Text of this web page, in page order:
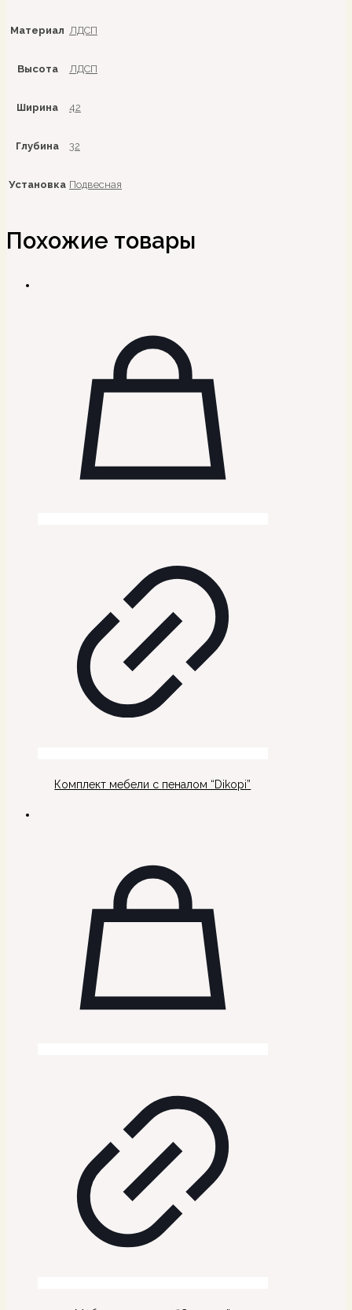
Материал ЛДСП
Высота ЛДСП
Ширина 42
Глубина 32
Установка Подвесная
Похожие товары
Комплект мебели с пеналом “Dikopi”